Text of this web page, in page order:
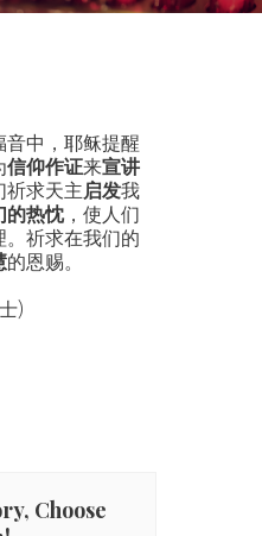
音中，耶稣提醒
信仰作证来宣讲
祈求天主启发我
的热忱 ，使人们
。祈求在我们的
的恩赐。
)
Choose